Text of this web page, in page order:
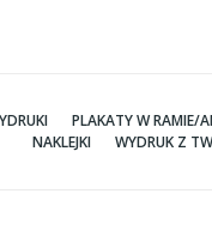
PLAKATY W RAMIE/
NAKLEJKI
WYDRUK Z